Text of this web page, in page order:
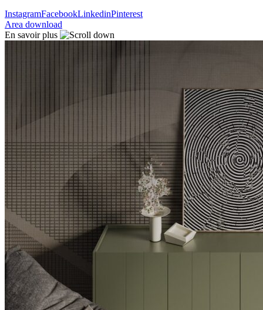
InstagramFacebookLinkedinPinterest
Area download
En savoir plus